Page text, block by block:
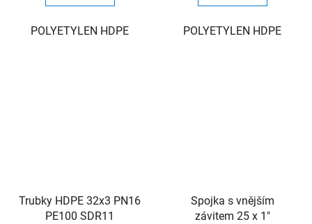
POLYETYLEN HDPE POLYETYLEN HDPE
Trubky HDPE 32x3 PN16
PE100 SDR11
Spojka s vnějším
závitem 25 x 1"